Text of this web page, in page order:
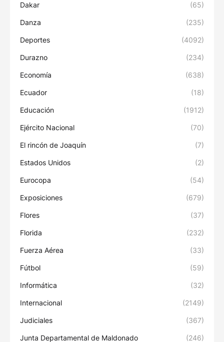
Dakar (65)
Danza (235)
Deportes (4092)
Durazno (234)
Economía (638)
Ecuador (18)
Educación (1912)
Ejército Nacional (70)
El rincón de Joaquín (7)
Estados Unidos (2)
Eurocopa (54)
Exposiciones (679)
Flores (37)
Florida (232)
Fuerza Aérea (33)
Fútbol (59)
Informática (32)
Internacional (2149)
Judiciales (367)
Junta Departamental de Maldonado (246)